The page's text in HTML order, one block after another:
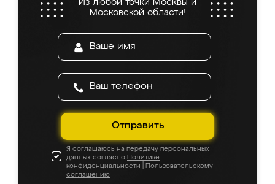
Из любой точки Москвы и
Московской области!
Отправить
Я соглашаюсь на передачу персональных
данных согласно Политике
конфиденциальности
Пользовательскому
соглашению